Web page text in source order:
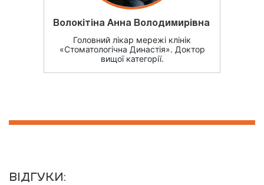
Волокітіна Анна Володимирівна
Головний лікар мережі клінік
«Стоматологічна Династія». Доктор
вищої категорії.
ВІДГУКИ: